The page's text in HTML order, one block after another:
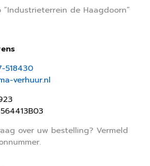
de Haagdoorn”
518430
verhuur.nl
over uw bestelling? Vermeld